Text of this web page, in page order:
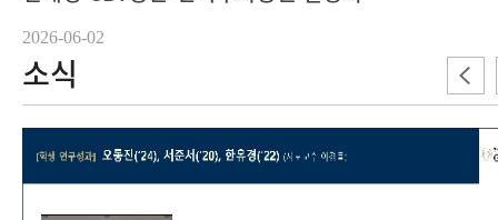
2026-06-02
소식